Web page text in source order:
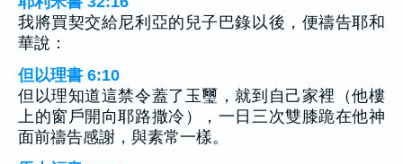
我將買契交給尼利亞的兒子巴錄以後，便禱告耶和
華說：
但以理書 6:10
但以理知道這禁令蓋了玉璽，就到自己家裡（他樓
上的窗戶開向耶路撒冷），一日三次雙膝跪在他神
面前禱告感謝，與素常一樣。